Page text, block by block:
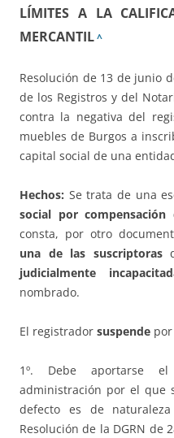
LÍMITES A LA
MERCANTIL^
Resolución de 13 de junio
de los Registros y del
contra la negativa del
muebles de Burgos a
capital social de una
Hechos: Se trata de una
social por compensación
consta, por otro
una de las suscriptoras
judicialmente
nombrado.
El registrador suspende
1º. Debe aportarse
administración por el que
defecto es de
Resolución de la DGRN de